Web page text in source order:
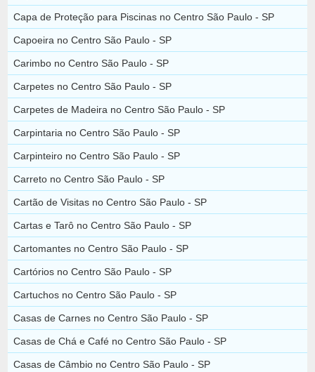
Capa de Proteção para Piscinas no Centro São Paulo - SP
Capoeira no Centro São Paulo - SP
Carimbo no Centro São Paulo - SP
Carpetes no Centro São Paulo - SP
Carpetes de Madeira no Centro São Paulo - SP
Carpintaria no Centro São Paulo - SP
Carpinteiro no Centro São Paulo - SP
Carreto no Centro São Paulo - SP
Cartão de Visitas no Centro São Paulo - SP
Cartas e Tarô no Centro São Paulo - SP
Cartomantes no Centro São Paulo - SP
Cartórios no Centro São Paulo - SP
Cartuchos no Centro São Paulo - SP
Casas de Carnes no Centro São Paulo - SP
Casas de Chá e Café no Centro São Paulo - SP
Casas de Câmbio no Centro São Paulo - SP